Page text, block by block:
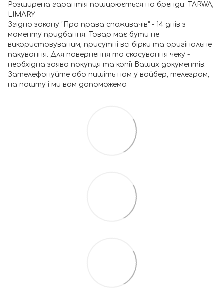
Розширена гарантія поширюється на бренди: TARWA,
LIMARY
Згідно закону "Про права споживачів" - 14 днів з
моменту придбання. Товар має бути не
використовуваним, присутні всі бірки та оригінальне
пакування. Для повернення та скасування чеку -
необхідна заява покупця та копії Ваших документів.
Зателефонуйте або пишіть нам у вайбер, телеграм,
на пошту і ми вам допоможемо